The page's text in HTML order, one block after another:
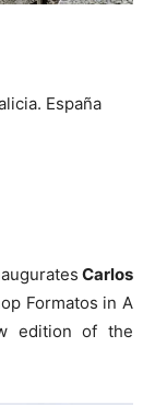
España
Carlos
Formatos in A
edition of the